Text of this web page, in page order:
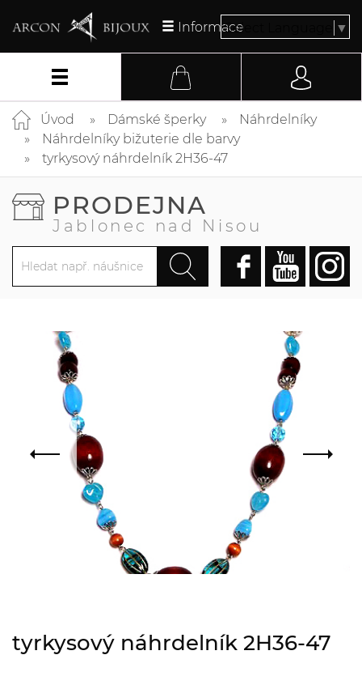
InformaceSelect Language ▼
Úvod Dámské šperky
Náhrdelníky
Náhrdelníky bižuterie dle barvy
tyrkysový náhrdelník 2H36-47
PRODEJNA
Jablonec nad Nisou
tyrkysový náhrdelník 2H36-47